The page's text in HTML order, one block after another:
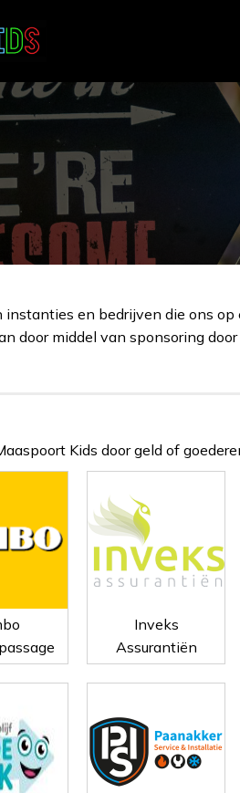
en bedrijven die ons
door middel van sponsoring
Kids door geld of
Inveks
Assurantiën